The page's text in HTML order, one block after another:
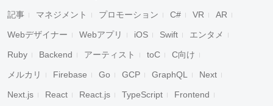
記事 マネジメント プロモーション C# VR AR
Webデザイナー Webアプリ iOS Swift エンタメ
Ruby Backend アーティスト toC C向け
メルカリ Firebase Go GCP GraphQL Next
Next.js React React.js TypeScript Frontend